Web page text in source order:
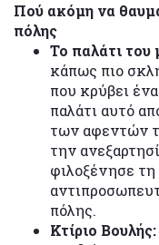
Πού ακόμη να
πόλης
Το παλάτι του
κάπως πιο
που κρύβει ένα
παλάτι αυτό
των αφεντών
την
φιλοξένησε
πόλης.
Κτίριο Βουλής: